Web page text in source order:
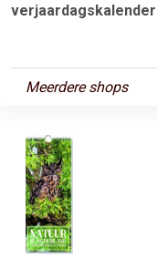
verjaardagskalender
Meerdere shops